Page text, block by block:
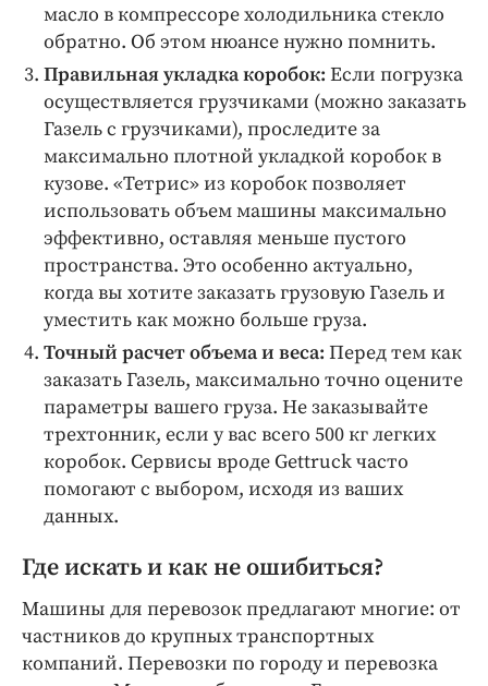
масло в компрессоре холодильника стекло
обратно. Об этом нюансе нужно помнить.
Правильная укладка коробок: Если погрузка
осуществляется грузчиками (можно заказать
Газель с грузчиками), проследите за
максимально плотной укладкой коробок в
кузове. «Тетрис» из коробок позволяет
использовать объем машины максимально
эффективно, оставляя меньше пустого
пространства. Это особенно актуально,
когда вы хотите заказать грузовую Газель и
уместить как можно больше груза.
Точный расчет объема и веса: Перед тем как
заказать Газель, максимально точно оцените
параметры вашего груза. Не заказывайте
трехтонник, если у вас всего 500 кг легких
коробок. Сервисы вроде Gettruck часто
помогают с выбором, исходя из ваших
данных.
Где искать и как не ошибиться?
Машины для перевозок предлагают многие: от
частников до крупных транспортных
компаний. Перевозки по городу и перевозка